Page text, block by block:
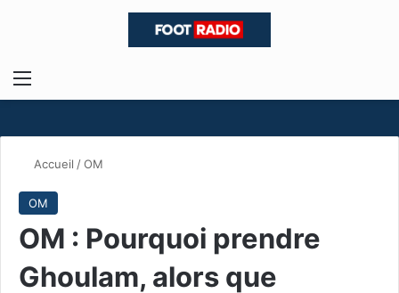
Menu
Accueil /OM
OM
OM : Pourquoi prendre
Ghoulam, alors que